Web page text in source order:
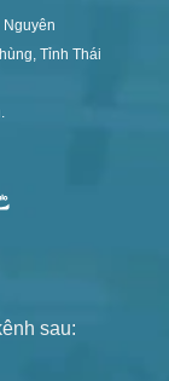
Nguyên
Tỉnh Thái
sau: